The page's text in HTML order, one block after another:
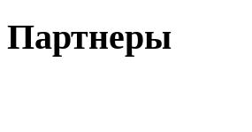
Партнеры